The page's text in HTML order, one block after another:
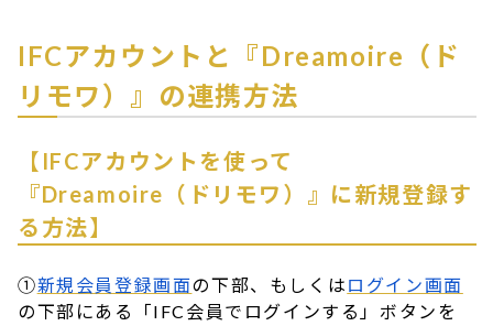
IFCアカウントと『Dreamoire（ド
リモワ）』の連携方法
【IFCアカウントを使って
『Dreamoire（ドリモワ）』に新規登録す
る方法】
①新規会員登録画面の下部、もしくは ログイン画面
の下部にある「IFC会員でログインする」ボタンを